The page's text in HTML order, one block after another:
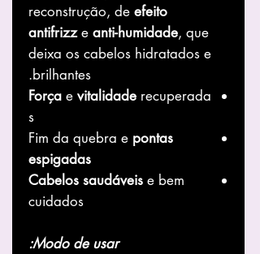
reconstrução, de efeito
antifrizze anti-humidade, que
deixa os cabelos hidratados e
brilhantes.
Força e vitalidade recuperada
s
Fim da quebra e pontas
espigadas
Cabelos saudáveis e bem
cuidados
Modo de usar: